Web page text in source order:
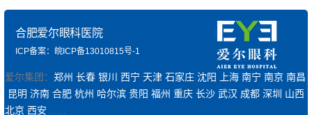
合肥爱尔眼科医院
ICP备案：皖ICP备13010815号-1
爱尔集团： 郑州 长春 银川 西宁 天津 石家庄 沈阳 上海 南宁 南京 南昌
昆明 济南 合肥 杭州 哈尔滨 贵阳 福州 重庆 长沙 武汉 成都 深圳 山西
北京 西安